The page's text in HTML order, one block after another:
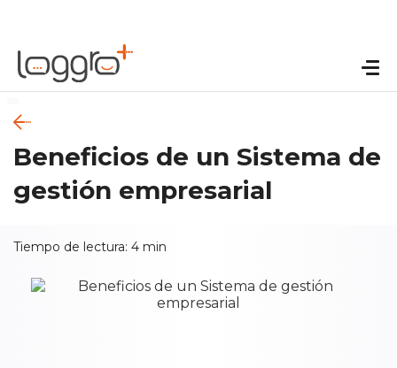
Beneficios de un Sistema de
gestión empresarial
Tiempo de lectura: 4 min